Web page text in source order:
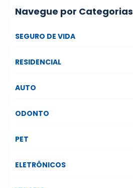
Navegue por Categorias
SEGURO DE VIDA
RESIDENCIAL
AUTO
ODONTO
PET
ELETRÔNICOS